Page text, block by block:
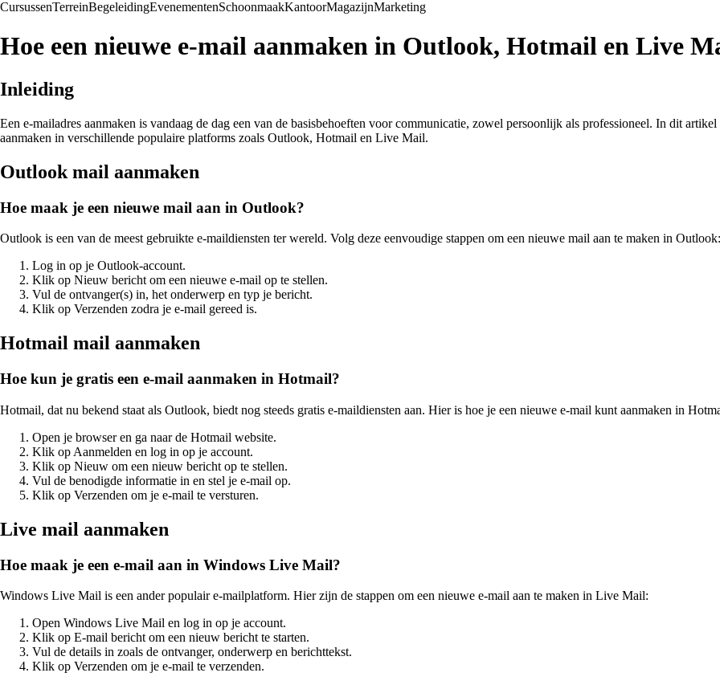
CursussenTerreinBegeleidingEvenementenSchoonmaakKantoorMagazijnMarketing
Hoe een nieuwe e-mail aanmaken in Outlook, Hotmail en Live
Inleiding
Een e-mailadres aanmaken is vandaag de dag een van de basisbehoeften voor communicatie, zowel persoonlijk als professioneel. In dit
aanmaken in verschillende populaire platforms zoals Outlook, Hotmail en Live Mail.
Outlook mail aanmaken
Hoe maak je een nieuwe mail aan in Outlook?
Outlook is een van de meest gebruikte e-maildiensten ter wereld. Volg deze eenvoudige stappen om een nieuwe mail aan te maken in Outlook:
Log in op je Outlook-account.
Klik op Nieuw bericht om een nieuwe e-mail op te stellen.
Vul de ontvanger(s) in, het onderwerp en typ je bericht.
Klik op Verzenden zodra je e-mail gereed is.
Hotmail mail aanmaken
Hoe kun je gratis een e-mail aanmaken in Hotmail?
Hotmail, dat nu bekend staat als Outlook, biedt nog steeds gratis e-maildiensten aan. Hier is hoe je een nieuwe e-mail kunt aanmaken in
Open je browser en ga naar de Hotmail website.
Klik op Aanmelden en log in op je account.
Klik op Nieuw om een nieuw bericht op te stellen.
Vul de benodigde informatie in en stel je e-mail op.
Klik op Verzenden om je e-mail te versturen.
Live mail aanmaken
Hoe maak je een e-mail aan in Windows Live Mail?
Windows Live Mail is een ander populair e-mailplatform. Hier zijn de stappen om een nieuwe e-mail aan te maken in Live Mail:
Open Windows Live Mail en log in op je account.
Klik op E-mail bericht om een nieuw bericht te starten.
Vul de details in zoals de ontvanger, onderwerp en berichttekst.
Klik op Verzenden om je e-mail te verzenden.